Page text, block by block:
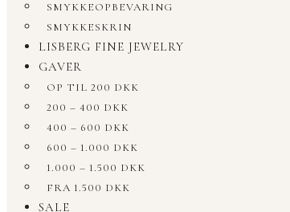
SMYKKEOPBEVARING
SMYKKESKRIN
LISBERG FINE JEWELRY
GAVER
OP TIL 200 DKK
200 – 400 DKK
400 – 600 DKK
600 – 1.000 DKK
1.000 – 1.500 DKK
FRA 1.500 DKK
SALE